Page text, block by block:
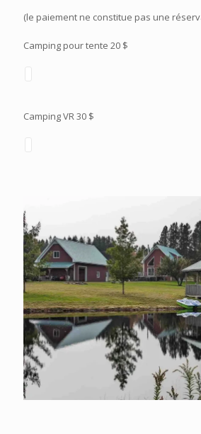
(le paiement ne constitue pas une
Camping pour tente 20 $
Camping VR 30 $